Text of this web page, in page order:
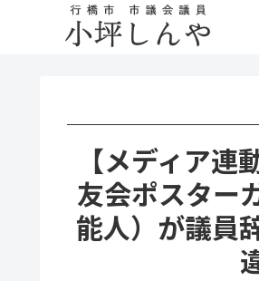
【メディア
友会ポスター
能人）が議員